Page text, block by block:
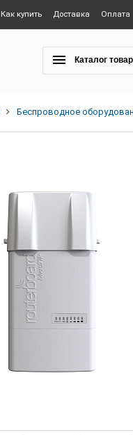
Как купить Доставка Оплата
Каталог
Беспроводное